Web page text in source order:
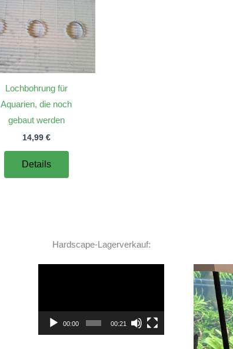
Lochbohrung für
Aquarien, die noch
gebaut werden
14,99 €
Details
TOP Hardscape im Laden
und sehr nette Beratung! Ich bin super Glücklich
Hardscape-Lagerverkauf:
00:00 00:21